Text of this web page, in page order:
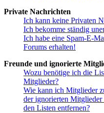
Private Nachrichten
Ich kann keine Privaten
Ich bekomme ständig
Ich habe eine Spam-E-
Forums erhalten!
Freunde und ignorierte
Wozu benötige ich die
Mitglieder?
Wie kann ich Mitglieder
der ignorierten Mitglieder
den Listen entfernen?